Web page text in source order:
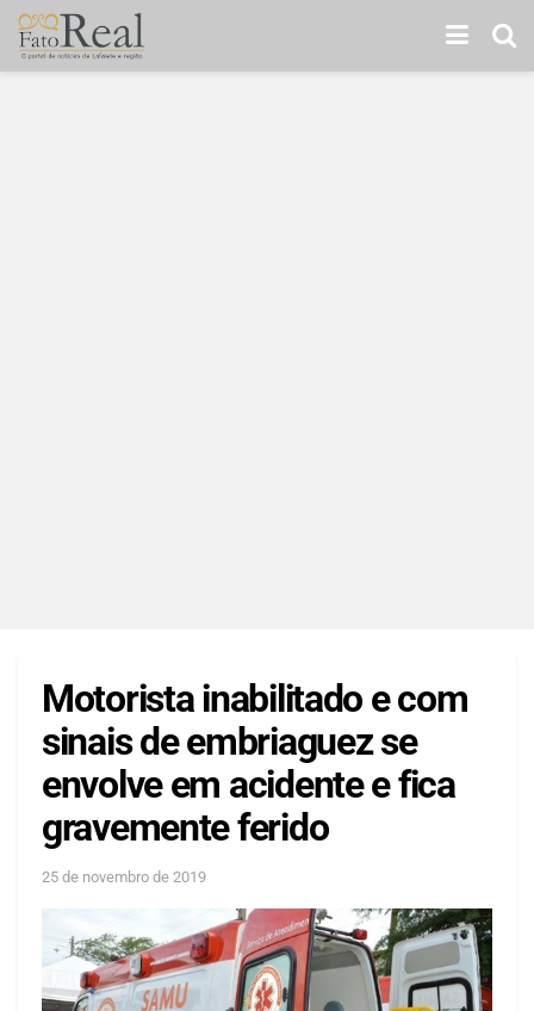
Motorista inabilitado e com
sinais de embriaguez se
envolve em acidente e fica
gravemente ferido
25 de novembro de 2019